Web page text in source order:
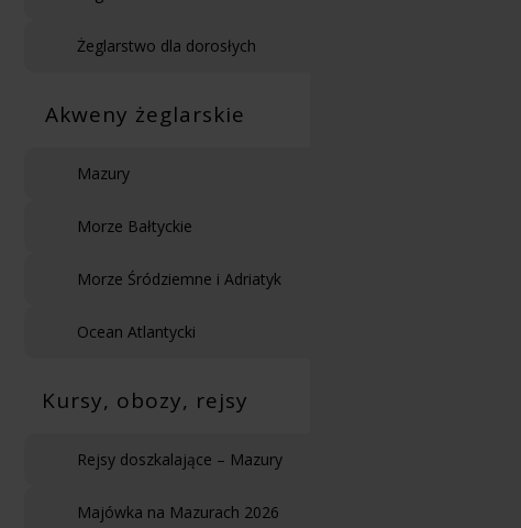
Żeglarstwo dla dorosłych
Akweny żeglarskie
Mazury
Morze Bałtyckie
Morze Śródziemne i Adriatyk
Ocean Atlantycki
Kursy, obozy, rejsy
Rejsy doszkalające – Mazury
Majówka na Mazurach 2026